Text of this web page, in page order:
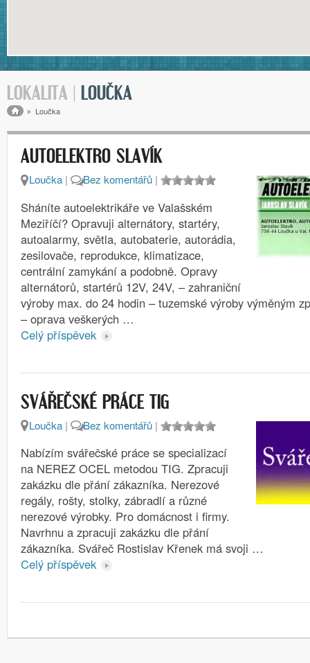
LOKALITA | LOUČKA
Drobečková navigace
Loučka
AUTOELEKTRO SLAVÍK
Loučka | Bez komentářů |
Sháníte autoelektrikáře ve Valašském
Meziříčí? Opravuji alternátory, startéry,
autoalarmy, světla, autobaterie, autorádia,
zesilovače, reprodukce, klimatizace,
centrální zamykání a podobně. Opravy
alternátorů, startérů 12V, 24V, – zahraniční
výroby max. do 24 hodin – tuzemské výroby výměným
– oprava veškerých …
Celý příspěvek
SVÁŘEČSKÉ PRÁCE TIG
Loučka | Bez komentářů |
Nabízím svářečské práce se specializací
na NEREZ OCEL metodou TIG. Zpracuji
zakázku dle přání zákazníka. Nerezové
regály, rošty, stolky, zábradlí a různé
nerezové výrobky. Pro domácnost i firmy.
Navrhnu a zpracuji zakázku dle přání
zákazníka. Svářeč Rostislav Křenek má svoji …
Celý příspěvek